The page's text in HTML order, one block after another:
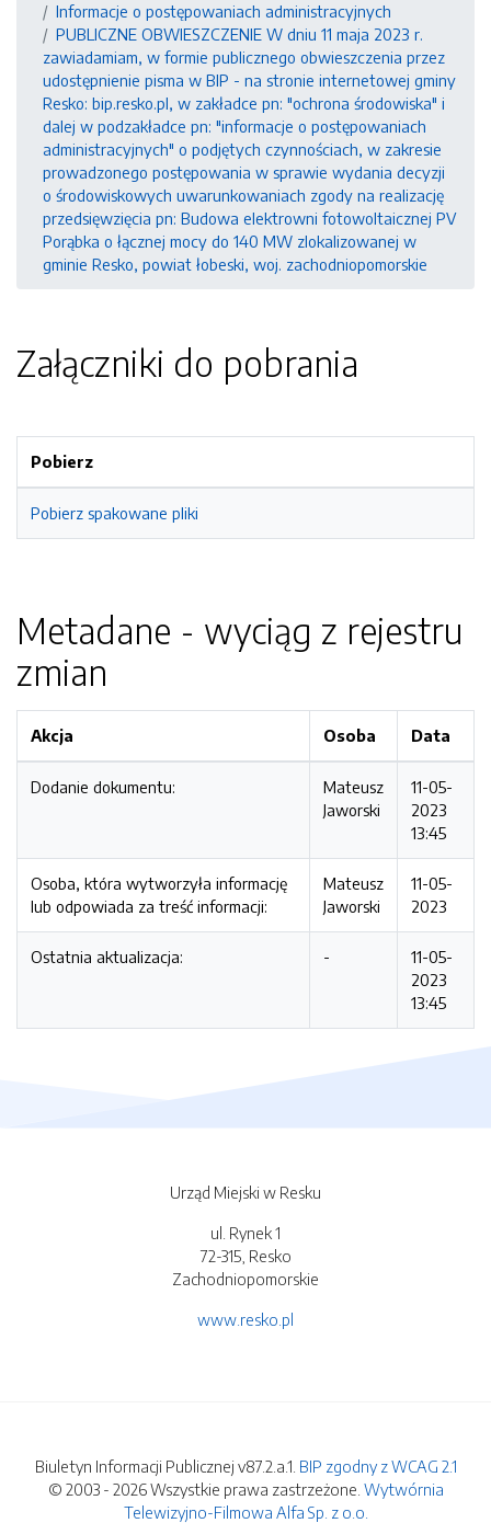
Informacje o postępowaniach administracyjnych
PUBLICZNE OBWIESZCZENIE W dniu 11 maja 2023 r.
zawiadamiam, w formie publicznego obwieszczenia przez
udostępnienie pisma w BIP - na stronie internetowej gminy
Resko: bip.resko.pl, w zakładce pn: "ochrona środowiska" i
dalej w podzakładce pn: "informacje o postępowaniach
administracyjnych" o podjętych czynnościach, w zakresie
prowadzonego postępowania w sprawie wydania decyzji
o środowiskowych uwarunkowaniach zgody na realizację
przedsięwzięcia pn: Budowa elektrowni fotowoltaicznej PV
Porąbka o łącznej mocy do 140 MW zlokalizowanej w
gminie Resko, powiat łobeski, woj. zachodniopomorskie
Załączniki do pobrania
Pobierz
Pobierz spakowane pliki
Metadane - wyciąg z rejestru
zmian
Akcja Osoba Data
Dodanie dokumentu:
Mateusz
Jaworski
11-05-
2023
13:45
Osoba, która wytworzyła informację
lub odpowiada za treść informacji:
Mateusz
Jaworski
11-05-
2023
Ostatnia aktualizacja: -
11-05-
2023
13:45
Urząd Miejski w Resku
ul. Rynek 1
72-315, Resko
Zachodniopomorskie
www.resko.pl
Biuletyn Informacji Publicznej v87.2.a.1. BIP zgodny z WCAG 2.1
© 2003 - 2026 Wszystkie prawa zastrzeżone. Wytwórnia
Telewizyjno-Filmowa Alfa Sp. z o.o.